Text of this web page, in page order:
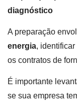
diagnóstico
A preparação
energia,
os contratos de
É importante
se sua empresa